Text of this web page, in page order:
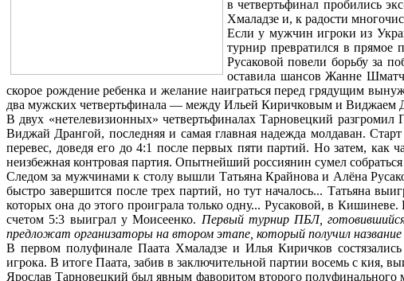
в четвертьфинал пробились
Хмаладзе и, к радости
Если у мужчин игроки из
турнир превратился в прямое
Русаковой повели борьбу за
оставила шансов Жанне
скорое рождение ребенка и желание наиграться перед грядущим
два мужских четвертьфинала — между Ильей Киричковым и Виджаем
В двух «нетелевизионных» четвертьфиналах Тарновецкий
Виджай Дрангой, последняя и самая главная надежда молдаван.
перевес, доведя его до 4:1 после первых пяти партий. Но затем, как
неизбежная контровая партия. Опытнейший россиянин сумел
Следом за мужчинами к столу вышли Татьяна Крайнова и Алёна
быстро завершится после трех партий, но тут началось... Татьяна
которых она до этого проиграла только одну... Русаковой, в
счетом 5:3 выиграл у Моисеенко. Первый турнир ПБЛ,
предложат организаторы на втором этапе, который получил
В первом полуфинале Паата Хмаладзе и Илья Киричков
игрока. В итоге Паата, забив в заключительной партии восемь с кия,
Ярослав Тарновецкий был явным фаворитом второго